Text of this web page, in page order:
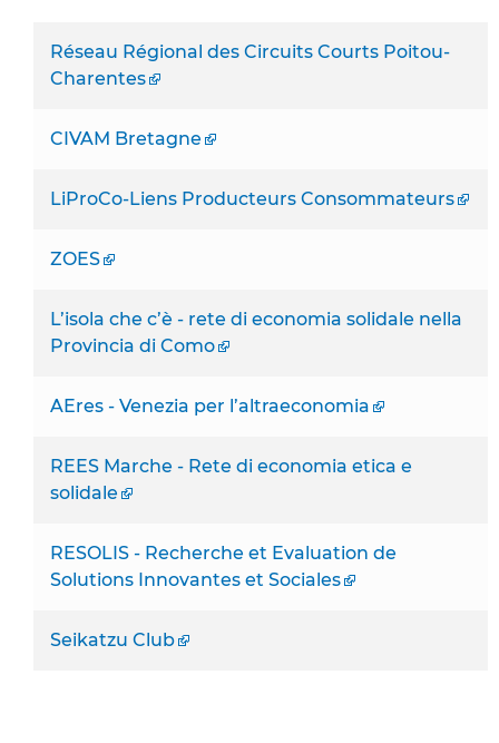
Réseau Régional des Circuits Courts Poitou-
Charentes
CIVAM Bretagne
LiProCo-Liens Producteurs Consommateurs
ZOES
L’isola che c’è - rete di economia solidale nella
Provincia di Como
AEres - Venezia per l’altraeconomia
REES Marche - Rete di economia etica e
solidale
RESOLIS - Recherche et Evaluation de
Solutions Innovantes et Sociales
Seikatzu Club